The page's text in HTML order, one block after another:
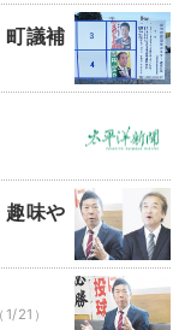
議補
味や
（1/21）